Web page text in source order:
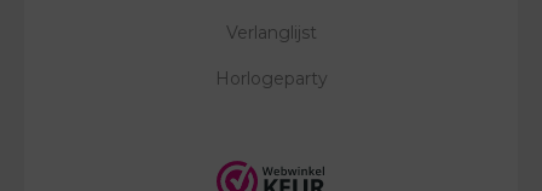
Verlanglijst
Horlogeparty